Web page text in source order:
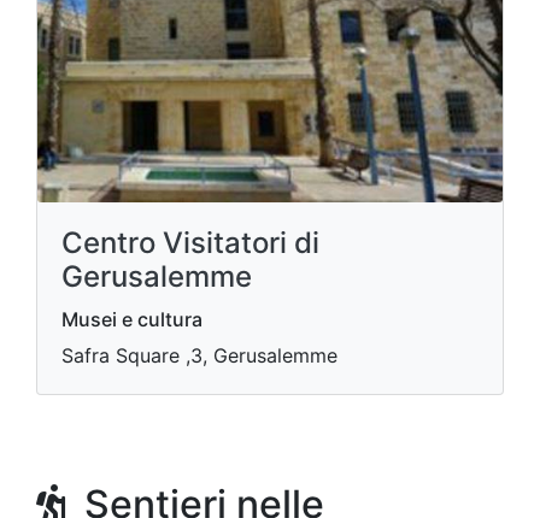
Centro Visitatori di
Gerusalemme
Musei e cultura
Safra Square ,3, Gerusalemme
Sentieri nelle